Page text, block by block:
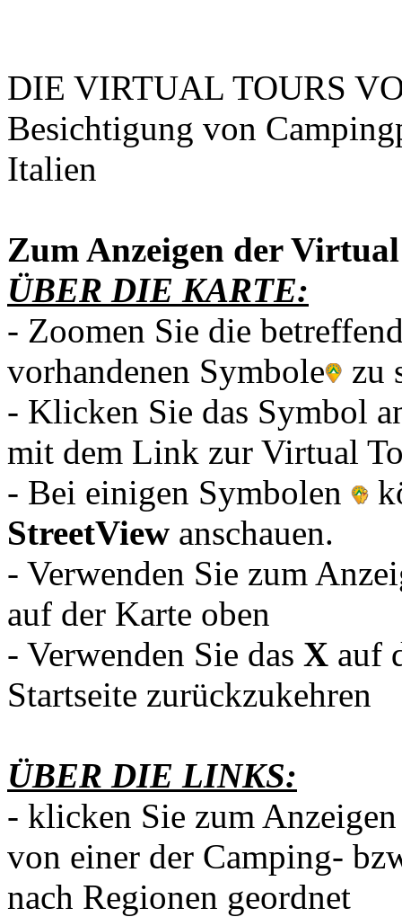
DIE VIRTUAL TOURS
Besichtigung von
Italien
Zum Anzeigen der
ÜBER DIE KARTE:
- Zoomen Sie die
vorhandenen Symbole
zu
- Klicken Sie das Symbol
mit dem Link zur Virtual
- Bei einigen Symbolen
StreetView anschauen.
- Verwenden Sie zum
auf der Karte oben
- Verwenden Sie das X auf
Startseite zurückzukehren
ÜBER DIE LINKS:
- klicken Sie zum
von einer der Camping-
nach Regionen geordnet